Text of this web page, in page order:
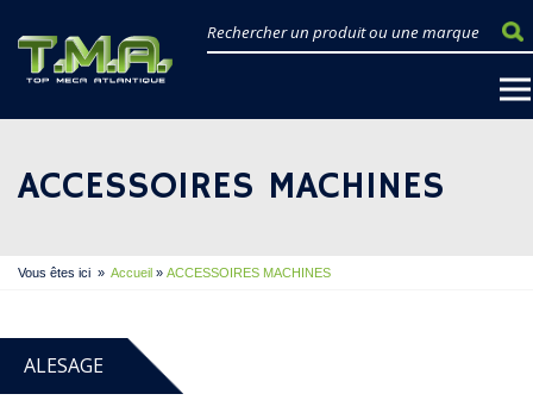
ACCESSOIRES MACHINES
Vous êtes ici » Accueil » ACCESSOIRES MACHINES
ALESAGE